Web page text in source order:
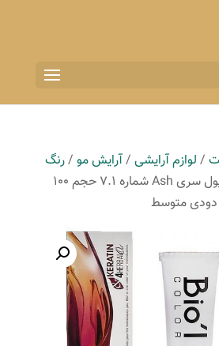
/ لوازم آرایشی/آرایش مو/رنگ
/ رنگ مو بیول سری Ash شماره 7.1 حجم 100
دودی متوسط